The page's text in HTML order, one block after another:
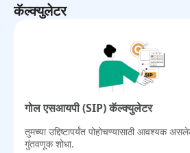
कॅल्क्युलेटर
गोल एसआयपी (SIP) कॅल्क्युलेटर
तुमच्या उद्दिष्टापर्यंत पोहोचण्यासाठी आवश्यक
गुंतवणूक शोधा.